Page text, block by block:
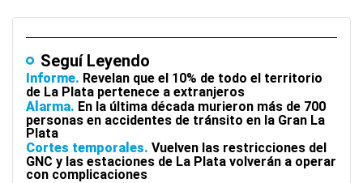
Seguí Leyendo
Informe Revelan que el 10% de todo el territorio
de La Plata pertenece a extranjeros
Alarma En la última década murieron más de 700
personas en accidentes de tránsito en la Gran La
Plata
Cortes temporales Vuelven las restricciones del
GNC y las estaciones de La Plata volverán a operar
con complicaciones